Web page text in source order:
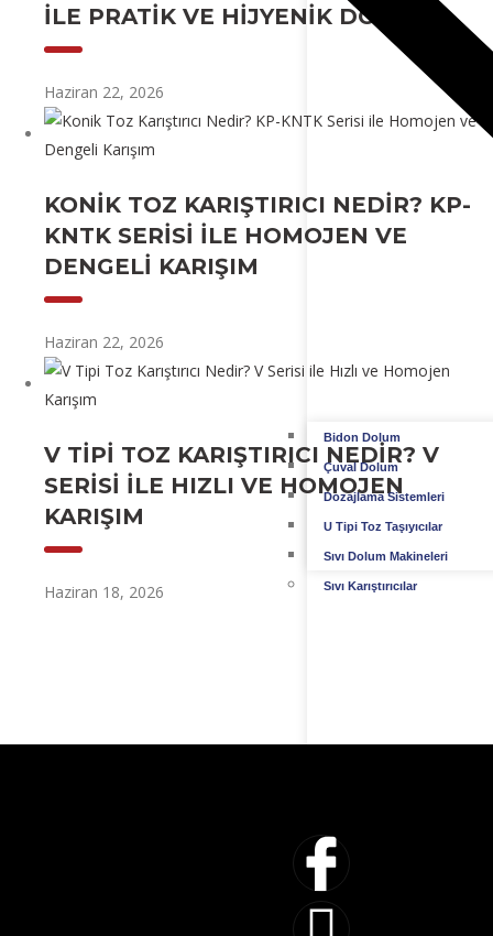
Bidon Dolum
Çuval Dolum
Dozajlama Sistemleri
U Tipi Toz Taşıyıcılar
Sıvı Dolum Makineleri
Sıvı Karıştırıcılar
ILE PRATIK VE HIJYENIK DOLUM
Haziran 22, 2026
KONIK TOZ KARIŞTIRICI NEDIR? KP-
KNTK SERISI ILE HOMOJEN VE
DENGELI KARIŞIM
Haziran 22, 2026
V TIPI TOZ KARIŞTIRICI NEDIR? V
SERISI ILE HIZLI VE HOMOJEN
KARIŞIM
Haziran 18, 2026